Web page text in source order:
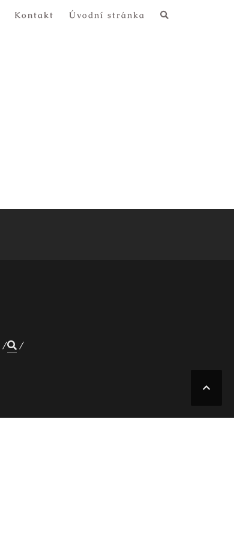
Kontakt Úvodní stránka